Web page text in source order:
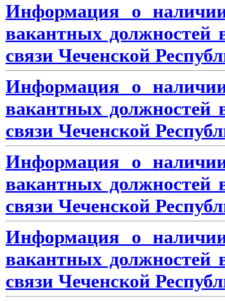
Информация о
вакантных должностей
связи Чеченской
Информация о
вакантных должностей
связи Чеченской
Информация о
вакантных должностей
связи Чеченской
Информация о
вакантных должностей
связи Чеченской